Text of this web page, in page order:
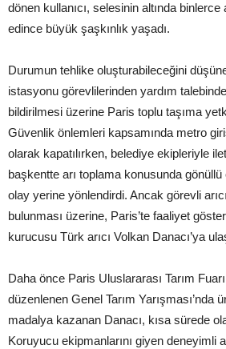
dönen kullanıcı, selesinin altında binlerce
edince büyük şaşkınlık yaşadı.
Durumun tehlike oluşturabileceğini
istasyonu görevlilerinden yardım
bildirilmesi üzerine Paris toplu taşıma
Güvenlik önlemleri kapsamında metro
olarak kapatılırken, belediye ekipleriyle
başkentte arı toplama konusunda gönüllü
olay yerine yönlendirdi. Ancak görevli
bulunması üzerine, Paris’te faaliyet
kurucusu Türk arıcı Volkan Danacı’ya
Daha önce Paris Uluslararası Tarım
düzenlenen Genel Tarım Yarışması’nda
madalya kazanan Danacı, kısa sürede
Koruyucu ekipmanlarını giyen deneyimli